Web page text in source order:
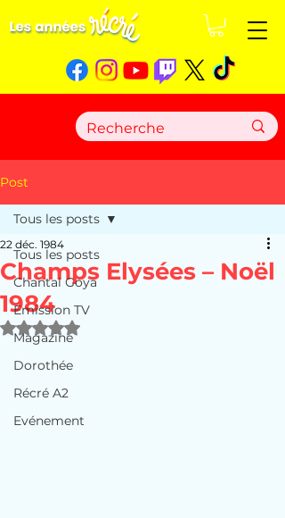
Post
Tous les posts
Chantal Goya
Emission TV
Magazine
Dorothée
Récré A2
Evénement
Tous les posts
Champs Elysées – Noël
1984
22 déc. 1984
Noté NaN étoiles sur 5.